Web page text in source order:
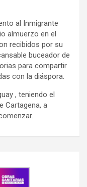
al Inmigrante
almuerzo en el
recibidos por su
buceador de
para compartir
con la diáspora.
, teniendo el
Cartagena, a